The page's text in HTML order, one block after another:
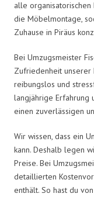
alle
die Möbelmontage,
Zuhause in Piräus
Bei Umzugsmeister
Zufriedenheit unserer
reibungslos und
langjährige Erfahrung
einen zuverlässigen
Wir wissen, dass ein
kann. Deshalb legen
Preise. Bei
detaillierten
enthält. So hast du